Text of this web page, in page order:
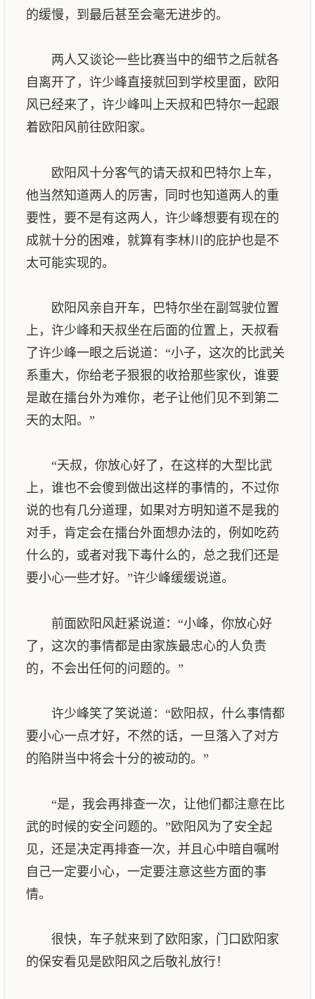
的缓慢，到最后甚至会毫无进步的。
两人又谈论一些比赛当中的细节之后就各
自离开了，许少峰直接就回到学校里面，欧阳
风已经来了，许少峰叫上天叔和巴特尔一起跟
着欧阳风前往欧阳家。
欧阳风十分客气的请天叔和巴特尔上车，
他当然知道两人的厉害，同时也知道两人的重
要性，要不是有这两人，许少峰想要有现在的
成就十分的困难，就算有李林川的庇护也是不
太可能实现的。
欧阳风亲自开车，巴特尔坐在副驾驶位置
上，许少峰和天叔坐在后面的位置上，天叔看
了许少峰一眼之后说道：“小子，这次的比武关
系重大，你给老子狠狠的收拾那些家伙，谁要
是敢在擂台外为难你，老子让他们见不到第二
天的太阳。”
“天叔，你放心好了，在这样的大型比武
上，谁也不会傻到做出这样的事情的，不过你
说的也有几分道理，如果对方明知道不是我的
对手，肯定会在擂台外面想办法的，例如吃药
什么的，或者对我下毒什么的，总之我们还是
要小心一些才好。”许少峰缓缓说道。
前面欧阳风赶紧说道：“小峰，你放心好
了，这次的事情都是由家族最忠心的人负责
的，不会出任何的问题的。”
许少峰笑了笑说道：“欧阳叔，什么事情都
要小心一点才好，不然的话，一旦落入了对方
的陷阱当中将会十分的被动的。”
“是，我会再排查一次，让他们都注意在比
武的时候的安全问题的。”欧阳风为了安全起
见，还是决定再排查一次，并且心中暗自嘱咐
自己一定要小心，一定要注意这些方面的事
情。
很快，车子就来到了欧阳家，门口欧阳家
的保安看见是欧阳风之后敬礼放行！